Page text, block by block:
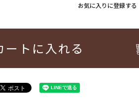
お気に入りに登録する
ートに入れる